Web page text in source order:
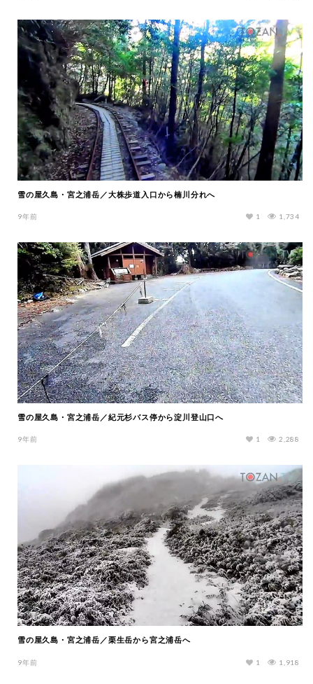
雪の屋久島・宮之浦岳／大株歩道入口から楠川分れへ
9年前 1,734
1
雪の屋久島・宮之浦岳／紀元杉バス停から淀川登山口へ
9年前 2,288
1
雪の屋久島・宮之浦岳／栗生岳から宮之浦岳へ
9年前 1,918
1